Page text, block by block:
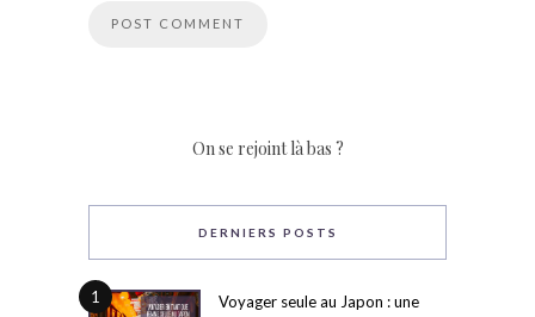
On se rejoint là bas ?
DERNIERS POSTS
1
Voyager seule au Japon : une